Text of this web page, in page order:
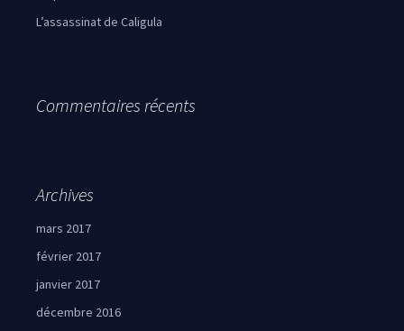
L’assassinat de Caligula
Commentaires récents
Archives
mars 2017
février 2017
janvier 2017
décembre 2016